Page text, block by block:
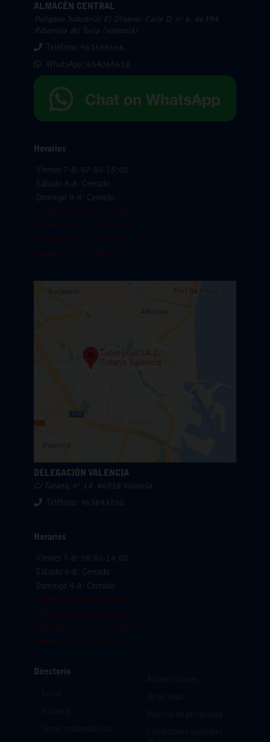
Directorio
ALMACÉN CENTRAL
Polígono Industrial El Oliveral. Calle D. nº 6. 46394
Ribarroja del Turia (Valencia)
Teléfono: 961666666.
WhatsApp: 654065618
Horarios
Viernes 7-8: 07:00-15:00
Sábado 8-8: Cerrado
Domingo 9-8: Cerrado
Lunes 10-8: 07:00-15:00
Martes 11-8: 07:00-15:00
Miercoles 12-8: 07:00-15:00
Jueves 13-8: 07:00-15:00
DELEGACIÓN VALENCIA
C/ Totana, nº 14. 46018 Valencia.
Teléfono: 963843200.
Horarios
Viernes 7-8: 08:00-14:00
Sábado 8-8: Cerrado
Domingo 9-8: Cerrado
Lunes 10-8: 08:00-14:00
Martes 11-8: 08:00-14:00
Miercoles 12-8: 08:00-14:00
Jueves 13-8: 08:00-14:00